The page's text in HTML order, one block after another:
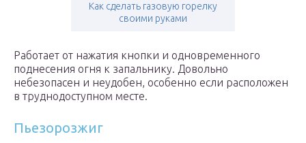
Как сделать газовую горелку
своими руками
Работает от нажатия кнопки и одновременного
поднесения огня к запальнику. Довольно
небезопасен и неудобен, особенно если расположен
в труднодоступном месте.
Пьезорозжиг